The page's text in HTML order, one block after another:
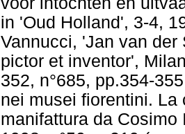
in 'Oud Holland', 3-4,
Vannucci, 'Jan van der
pictor et inventor',
352, n°685, pp.354-
nei musei fiorentini.
manifattura da